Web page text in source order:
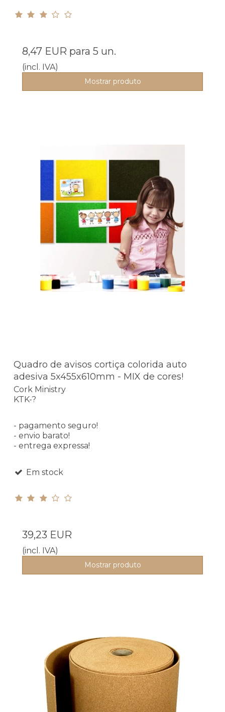
8,47 EUR para 5 un.
(incl. IVA)
Mostrar produto
Quadro de avisos cortiça colorida auto
adesiva 5x455x610mm - MIX de cores!
Cork Ministry
KTK-?
- pagamento seguro!
- envio barato!
- entrega expressa!
Em stock
39,23 EUR
(incl. IVA)
Mostrar produto